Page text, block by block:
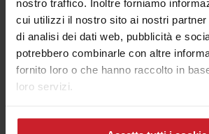
nostro traffico. Inoltre forniamo
cui utilizzi il nostro sito ai nostri
di analisi dei dati web, pubblicità e
potrebbero combinarle con altre
fornito loro o che hanno raccolto in
loro servizi.
Percettivo
Saturazione
Colorimetrico Relativo
Colorimetrico Assoluto